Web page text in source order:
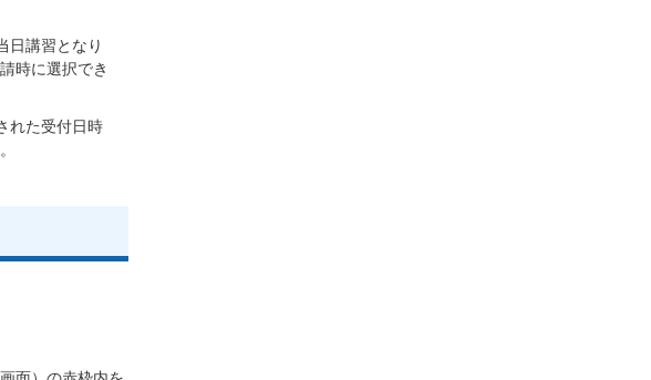
日講習となり
時に選択でき
れた受付日時